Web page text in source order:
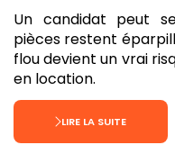
Un candidat peut
pièces restent
flou devient un vrai
en location.
LIRE LA SUITE